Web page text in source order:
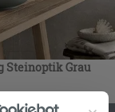
Steinoptik Grau